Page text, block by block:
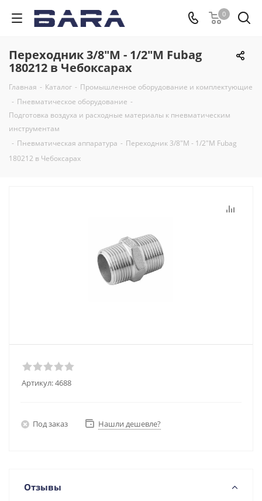
0
Переходник 3/8"M - 1/2"M Fubag
180212 в Чебоксарах
Главная - Каталог - Промышленное оборудование и комплектующие
- Пневматическое оборудование -
Подготовка воздуха и расходные материалы к пневматическим
инструментам
- Пневматическая аппаратура - Переходник 3/8"M - 1/2"M Fubag
180212 в Чебоксарах
Артикул:4688
Под заказ Нашли дешевле?
Отзывы